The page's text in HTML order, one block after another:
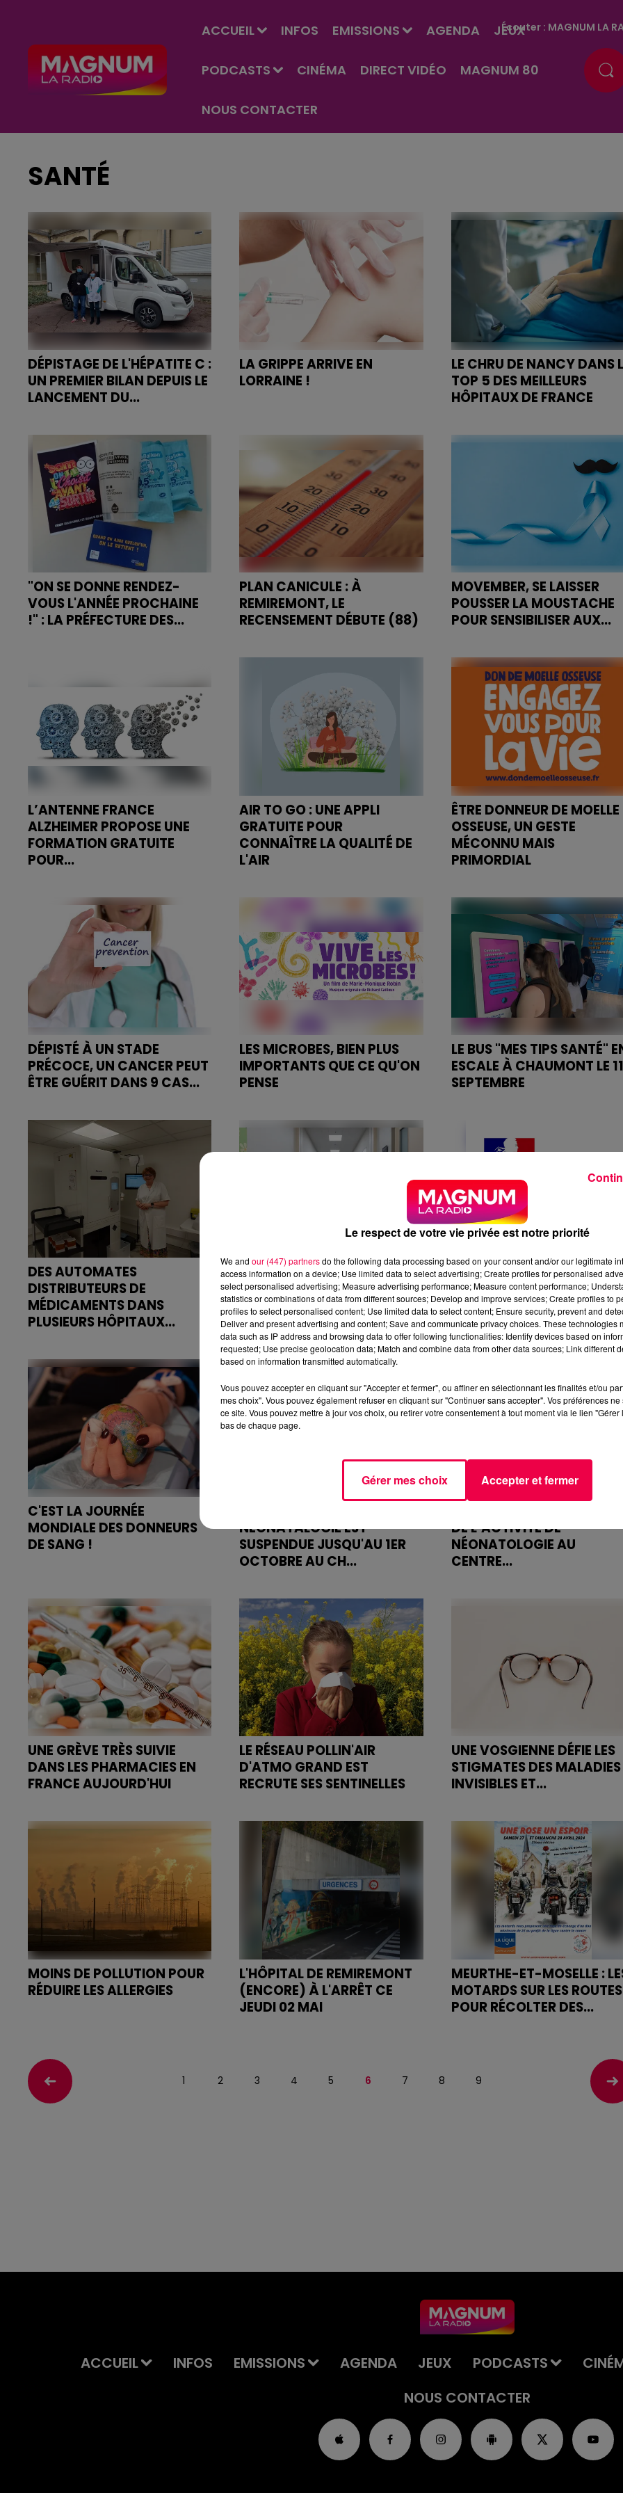
ACCUEIL INFOS EMISSIONS AGENDA JEUX
PODCASTS CINÉMA DIRECT VIDÉO MAGNUM 80
NOUS CONTACTER
Écouter : MAGNUM LA
SANTÉ
DÉPISTAGE DE L'HÉPATITE C :
UN PREMIER BILAN DEPUIS LE
LANCEMENT DU...
C est expérimenté depuis 2021
par le CHRU de Nancy. Mais
l'objectif fixé pour 2025 ne va pas
pouvoir être atteint.
LA GRIPPE ARRIVE EN
LORRAINE !
LE CHRU DE NANCY DANS
TOP 5 DES MEILLEURS
HÔPITAUX DE FRANCE
les meilleurs hôpitaux français
"ON SE DONNE RENDEZ-
VOUS L'ANNÉE PROCHAINE
!" : LA PRÉFECTURE DES...
demander des kits de prévention
Alcool avant le vendredi 13
décembre.
PLAN CANICULE : À
REMIREMONT, LE
RECENSEMENT DÉBUTE (88)
personnes âgées de plus de 65
MOVEMBER, SE LAISSER
POUSSER LA MOUSTACHE
POUR SENSIBILISER AUX...
CHRU de Nancy organise une
journée d’information et de
prévention ce jeudi 14 novembre,
entre 9h et 16h, dans le hall du...
L’ANTENNE FRANCE
ALZHEIMER PROPOSE UNE
FORMATION GRATUITE
POUR...
sessions, il faut appeler au 07 88
98 13 88. Vous pouvez aussi
envoyer un mail à
contact54@francealzheimer.org
AIR TO GO : UNE APPLI
GRATUITE POUR
CONNAÎTRE LA QUALITÉ DE
L'AIR
Go sur le store de votre
ÊTRE DONNEUR DE MOELLE
OSSEUSE, UN GESTE
MÉCONNU MAIS
PRIMORDIAL
indispensable à la vie.
DÉPISTÉ À UN STADE
PRÉCOCE, UN CANCER PEUT
ÊTRE GUÉRIT DANS 9 CAS...
moins les traitements sont lourds
et coûteux.
LES MICROBES, BIEN PLUS
IMPORTANTS QUE CE QU'ON
PENSE
d’un film qui sera présenté en
avant-première ce lundi au
cinéma Caméo de Nancy…
LE BUS "MES TIPS SANTÉ"
ESCALE À CHAUMONT LE 11
SEPTEMBRE
DES AUTOMATES
DISTRIBUTEURS DE
MÉDICAMENTS DANS
PLUSIEURS HÔPITAUX...
Neufchâteau, Remiremont, Épinal
et Saint-Dié-des-Vosges en
possèdent un...
HÔTEL HOP', DES CHAMBRES
D'HÔTEL À L'HÔPITAL
Un concept simple pour faciliter
la vie des patients.
VOSGES : DES ÉLÈVES PRIS
MALAISE À L’ÉCOLE DES
JEUNES CHÊNES À...
Environ 10 enfants ont été pris
malaise à Réhincourt après des
émanations de produits
C'EST LA JOURNÉE
MONDIALE DES DONNEURS
DE SANG !
action qui ne prend pas
beaucoup de temps mais qui a un
effet très positif sur les malades.
NÉONATALOGIE EST
SUSPENDUE JUSQU'AU 1ER
OCTOBRE AU CH...
par l'ARS, toujours par manque de
pédiatres.
DE L’ACTIVITÉ DE
NÉONATOLOGIE AU
CENTRE...
complication...
UNE GRÈVE TRÈS SUIVIE
DANS LES PHARMACIES EN
FRANCE AUJOURD'HUI
le mouvement, d'après les
LE RÉSEAU POLLIN'AIR
D'ATMO GRAND EST
RECRUTE SES SENTINELLES
réel de l'évolution des plantes
allergisantes... C'est la mission
des sentinelles.
UNE VOSGIENNE DÉFIE LES
STIGMATES DES MALADIES
INVISIBLES ET...
ces maladies, Adeline nous
éclaire sur les défis quotidiens
auxquels font face les personnes
touchées...
MOINS DE POLLUTION POUR
RÉDUIRE LES ALLERGIES
L'HÔPITAL DE REMIREMONT
(ENCORE) À L'ARRÊT CE
JEUDI 02 MAI
MEURTHE-ET-MOSELLE :
MOTARDS SUR LES ROUTES
POUR RÉCOLTER DES...
des motards qui viennent dans
les communes distribuer des
1 2 3 4 5 6 7 8 9
ACCUEIL INFOS EMISSIONS AGENDA JEUX PODCASTS
NOUS CONTACTER
Le respect de votre vie privée est notre priorité
We and our (447) partnersdo the following data processing based on your consent and/or our legitimate
access information on a device; Use limited data to select advertising; Create profiles for personalised
select personalised advertising; Measure advertising performance; Measure content performance;
statistics or combinations of data from different sources; Develop and improve services; Create profiles to
profiles to select personalised content; Use limited data to select content; Ensure security, prevent and
Deliver and present advertising and content; Save and communicate privacy choices. These technologies
data such as IP address and browsing data to offer following functionalities: Identify devices based on
requested; Use precise geolocation data; Match and combine data from other data sources; Link different
based on information transmitted automatically.
Vous pouvez accepter en cliquant sur "Accepter et fermer", ou affiner en sélectionnant les finalités et/ou
mes choix". Vous pouvez également refuser en cliquant sur "Continuer sans accepter". Vos préférences
ce site. Vous pouvez mettre à jour vos choix, ou retirer votre consentement à tout moment via le lien
bas de chaque page.
Gérer mes choix Accepter et fermer